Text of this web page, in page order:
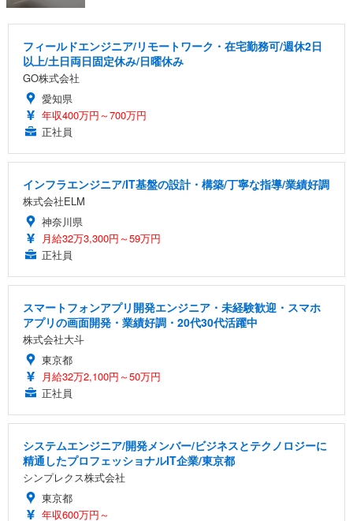
フィールドエンジニア/リモートワーク・在宅勤務可/週休2日
以上/土日両日固定休み/日曜休み
GO株式会社
愛知県
年収400万円～700万円
正社員
インフラエンジニア/IT基盤の設計・構築/丁寧な指導/業績好調
株式会社ELM
神奈川県
月給32万3,300円～59万円
正社員
スマートフォンアプリ開発エンジニア・未経験歓迎・スマホ
アプリの画面開発・業績好調・20代30代活躍中
株式会社大斗
東京都
月給32万2,100円～50万円
正社員
システムエンジニア/開発メンバー/ビジネスとテクノロジーに
精通したプロフェッショナルIT企業/東京都
シンプレクス株式会社
東京都
年収600万円～